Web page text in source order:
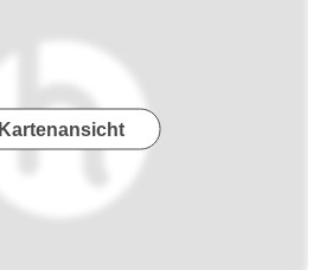
Kartenansicht